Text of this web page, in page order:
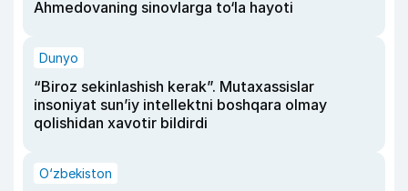
Ahmedovaning sinovlarga to‘la hayoti
Dunyo
“Biroz sekinlashish kerak”. Mutaxassislar
insoniyat sun’iy intellektni boshqara olmay
qolishidan xavotir bildirdi
O‘zbekiston